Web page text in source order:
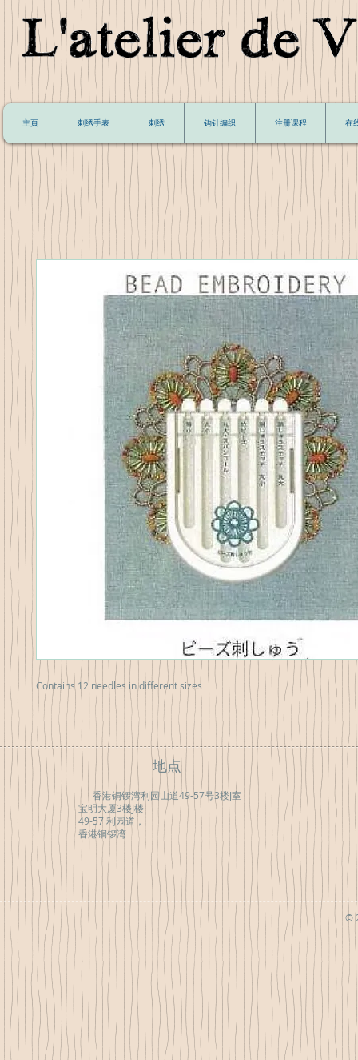
主頁 刺绣手表 刺绣 钩针编织 注册课程 在
Contains 12 needles in different sizes
地点
香港铜锣湾利园山道49-57号3楼J室
宝明大厦3楼J楼
49-57 利园道，
香港铜锣湾
©